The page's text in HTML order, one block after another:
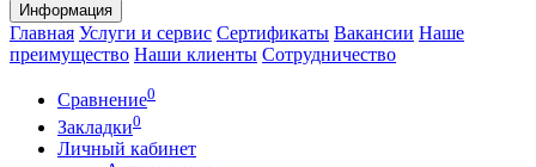
Информация
Главная Услуги и сервис Сертификаты Вакансии Наше
преимущество Наши клиенты Сотрудничество
Сравнение0
Закладки0
Личный кабинет